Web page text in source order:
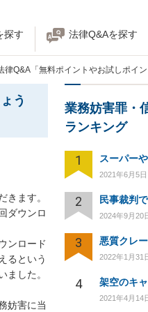
探す 法律Q&Aを探す
律Q&A「無料ポイントやお試しポイ
う
きます。
ダウンロ
ンロード
るという
ました。
妨害に当
業務妨害罪・
ランキング
1
2021年6月5日
2
2024年9月20
3
2022年1月31
4 架空のキ
2021年4月14